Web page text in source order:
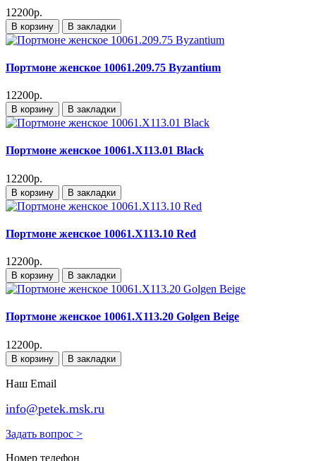
12200р.
В корзину В закладки
Портмоне женское 10061.209.75 Byzantium
12200р.
В корзину В закладки
Портмоне женское 10061.X113.01 Black
12200р.
В корзину В закладки
Портмоне женское 10061.X113.10 Red
12200р.
В корзину В закладки
Портмоне женское 10061.X113.20 Golgen Beige
12200р.
В корзину В закладки
Наш Email
info@petek.msk.ru
Задать вопрос >
Номер телефон